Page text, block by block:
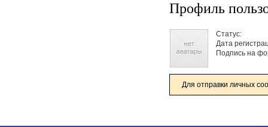
Профиль
Статус:
Дата
Подпись на
Для отправки личных